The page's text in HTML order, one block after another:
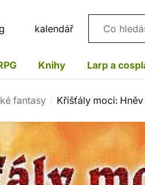
kalendář Vyhledávání
Knihy Larp a
fantasy Křišťály moci: Hněv